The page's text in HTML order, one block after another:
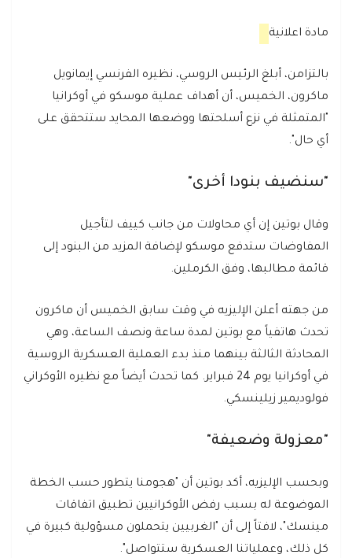
مادة اعلانية
بالتزامن، أبلغ الرئيس الروسي، نظيره الفرنسي إيمانويل
ماكرون، الخميس، أن أهداف عملية موسكو في أوكرانيا
"المتمثلة في نزع أسلحتها ووضعها المحايد ستتحقق على
أي حال".
"سنضيف بنودا أخرى"
وقال بوتين إن أي محاولات من جانب كييف لتأجيل
المفاوضات ستدفع موسكو لإضافة المزيد من البنود إلى
قائمة مطالبها، وفق الكرملين.
من جهته أعلن الإليزيه في وقت سابق الخميس أن ماكرون
تحدث هاتفياً مع بوتين لمدة ساعة ونصف الساعة، وهي
المحادثة الثالثة بينهما منذ بدء العملية العسكرية الروسية
في أوكرانيا يوم 24 فبراير. كما تحدث أيضاً مع نظيره الأوكراني
فولوديمير زيلينسكي.
"معزولة وضعيفة"
وبحسب الإليزيه، أكد بوتين أن "‏هجومنا يتطور حسب الخطة
الموضوعة له بسبب رفض الأوكرانيين تطبيق اتفاقات
مينسك"، لافتاً إلى أن "الغربيين يتحملون مسؤولية كبيرة في
كل ذلك، وعملياتنا العسكرية ستتواصل".